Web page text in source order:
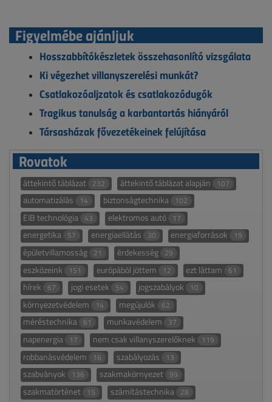
Figyelmébe ajánljuk
Hosszabbítókészletek összehasonlító vizsgálata
Ki végezhet villanyszerelési munkát?
Csatlakozóaljzatok és csatlakozódugók
Tragikus tanulság a karbantartás hiányáról
Társasházak fővezetékeinek felújítása
Rovatok
áttekintő táblázat 232 áttekintő táblázat alapján 107
automatizálás 14 biztonságtechnika 102
EIB technológia 43 elektromos autó 17
energetika 57 energiaellátás 30 energiaforrások 19
épületvillamosság 21 érdekesség 29
eszközeink 151 európából jöttem 12 ezt láttam 61
hírek 67 jogi esetek 54 jogszabályok 10
környezetvédelem 14 megújulók 62
méréstechnika 61 munkavédelem 37
napenergia 17 nem csak villanyszerelőknek 119
robbanásvédelem 16 szabályozás 13
szabványok 136 szakmakörnyezet 99
szakmatörténet 15 számítástechnika 28